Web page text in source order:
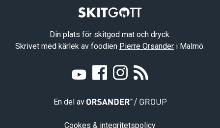
Din plats för skitgod mat och dryck.
Skrivet med kärlek av foodien Pierre Orsander i Malmö.
En del av
Cookes & integritetspolicy